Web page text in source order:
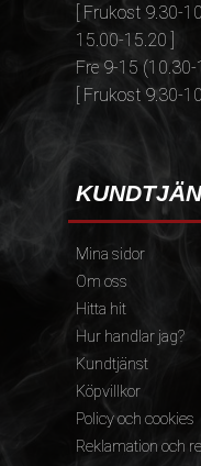
[ Frukost 9.30-
15.00-15.20 ]
Fre 9-15 (10.30-
[ Frukost 9.30-
Mina sidor
Om oss
Hitta hit
Hur handlar jag?
Kundtjänst
Köpvillkor
Policy och cookies
Reklamation och